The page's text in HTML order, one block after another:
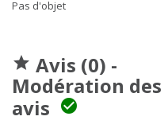
Pas d'objet
 Avis (0) -
Modération des
avis
